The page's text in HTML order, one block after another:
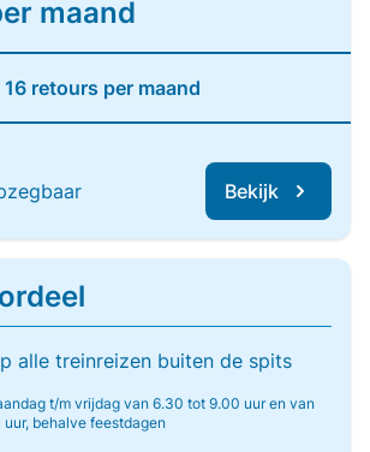
maand
retours per maand
Bekijk
alle treinreizen buiten de spits
t/m vrijdag van 6.30 tot 9.00 uur en van
behalve feestdagen